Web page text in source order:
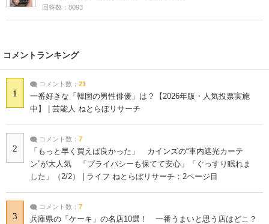
回答数：8093
コメントランキング
1
コメント数： 21
一番好きな「韓国の男性俳優」は？【2026年版・人気投票実施
中】 | 芸能人 ねとらぼリサーチ
2
コメント数： 7
「もっと早く買えば良かった」 カインズの“車内遮光カーテ
ン”が大人気 「プライバシーも保てて安心」「ぐっすり眠れま
した」（2/2） | ライフ ねとらぼリサーチ：2ページ目
3
コメント数： 7
兵庫県の「ケーキ」の名店10選！ 一番うまいと思う店はどこ？